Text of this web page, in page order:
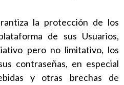
la protección de los
de sus Usuarios,
pero no limitativo, los
contraseñas, en especial
y otras brechas de